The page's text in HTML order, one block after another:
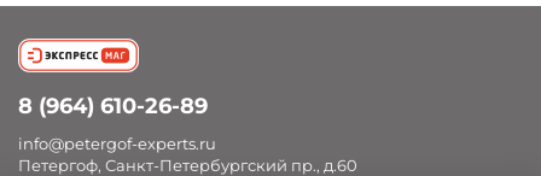
8 (964) 610-26-89
info@petergof-experts.ru
Петергоф, Санкт-Петербургский пр., д.60